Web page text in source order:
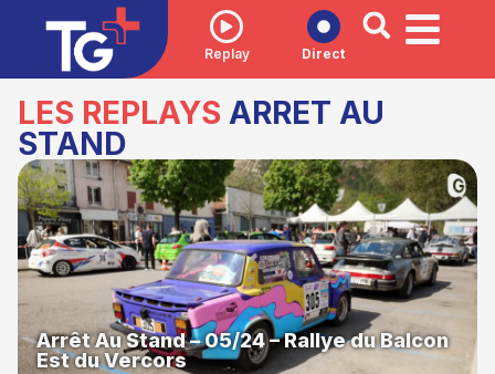
Replay Direct
LES REPLAYS ARRET AU
STAND
Arrêt Au Stand – 05/24 – Rallye du Balcon
Est du Vercors